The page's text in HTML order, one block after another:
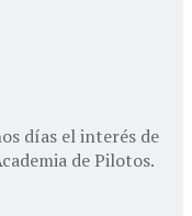
días el interés de
de Pilotos.